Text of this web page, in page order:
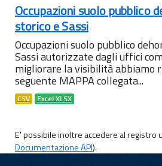
Occupazioni suolo pubblico
storico e Sassi
Occupazioni suolo pubblico
Sassi autorizzate dagli uffici
migliorare la visibilità abbiamo
seguente MAPPA collegata...
CSV Excel XLSX
E' possibile inoltre accedere al registro
Documentazione API).